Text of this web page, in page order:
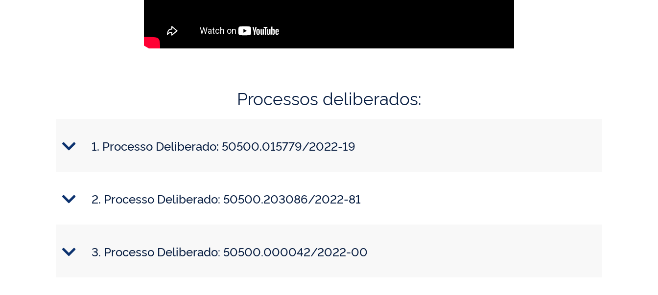
Processos deliberados:
1. Processo Deliberado: 50500.015779/2022-19
2. Processo Deliberado: 50500.203086/2022-81
3. Processo Deliberado: 50500.000042/2022-00